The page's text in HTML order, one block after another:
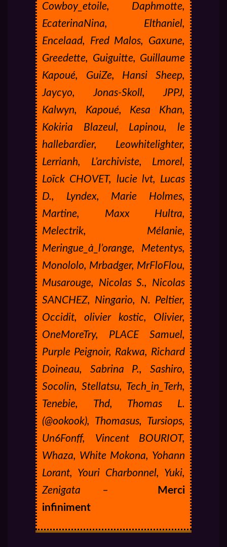
Cowboy_etoile, Daphmotte,
EcaterinaNina, Elthaniel,
Encelaad, Fred Malos, Gaxune,
Greedette, Guiguitte, Guillaume
Kapoué, GuiZe, Hansi Sheep,
Jaycyo, Jonas-Skoll, JPPJ,
Kalwyn, Kapoué, Kesa Khan,
Kokiria Blazeul, Lapinou, le
hallebardier, Leowhitelighter,
Lerrianh, L’archiviste, Lmorel,
Loïck CHOVET, lucie lvt, Lucas
D., Lyndex, Marie Holmes,
Martine, Maxx Hultra,
Melectrik, Mélanie,
Meringue_à_l’orange, Metentys,
Monololo, Mrbadger, MrFloFlou,
Musarouge, Nicolas S., Nicolas
SANCHEZ, Ningario, N. Peltier,
Occidit, olivier kostic, Olivier,
OneMoreTry, PLACE Samuel,
Purple Peignoir, Rakwa, Richard
Doineau, Sabrina P., Sashiro,
Socolin, Stellatsu, Tech_in_Terh,
Tenebie, Thd, Thomas L.
(@ookook), Thomasus, Tursiops,
Un6Fonff, Vincent BOURIOT,
Whaza, White Mokona, Yohann
Lorant, Youri Charbonnel, Yuki,
Zenigata –
Merci
infiniment